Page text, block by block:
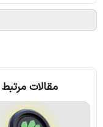
مقالات مرتبط